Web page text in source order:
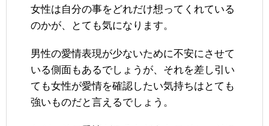
女性は自分の事をどれだけ想ってくれている
のかが、とても気になります。
男性の愛情表現が少ないために不安にさせて
いる側面もあるでしょうが、それを差し引い
ても女性が愛情を確認したい気持ちはとても
強いものだと言えるでしょう。